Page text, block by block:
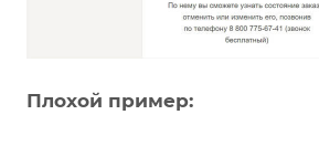
Плохой пример: